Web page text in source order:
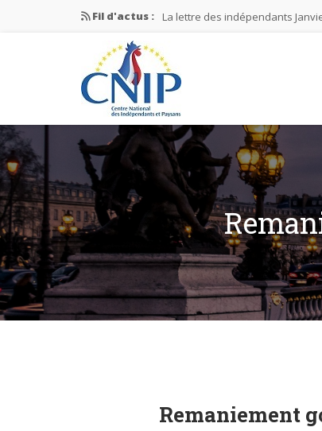
Fil d'actus : La lettre des indépendants
La lettre des indépendants Juin…
Mission nationale ÉLECTIONS
La lettre des indépendants N°2-
Remaniement